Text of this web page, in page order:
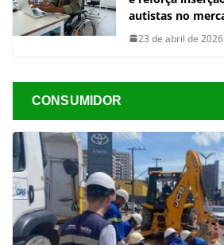
autistas no
23 de abril de 2026
CONSUMIDOR